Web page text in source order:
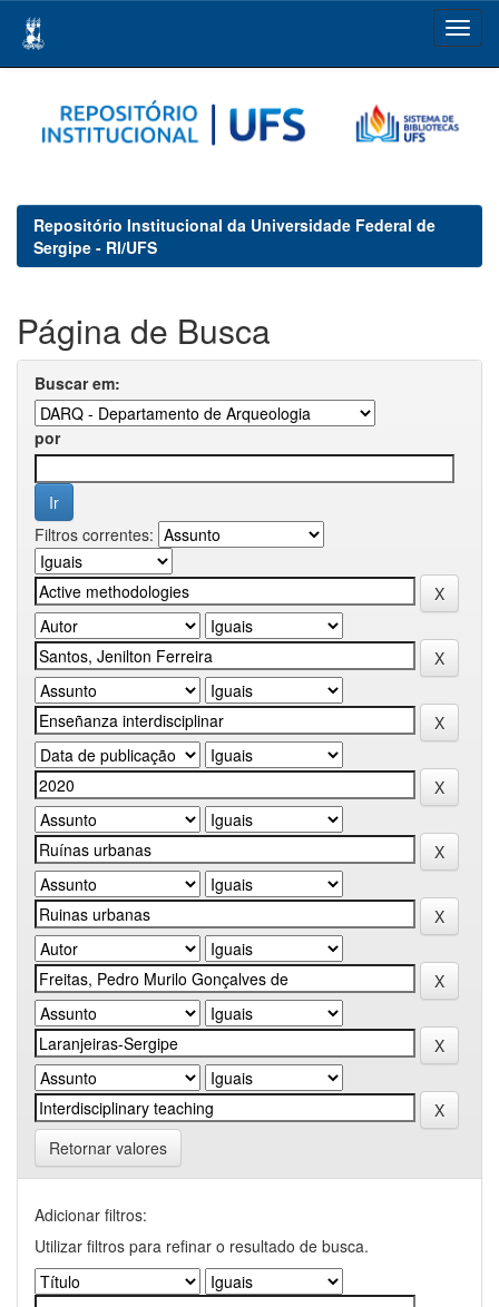
navigation
Repositório Institucional da Universidade Federal de
Sergipe - RI/UFS
Página de Busca
Buscar em:
por
Filtros correntes:
Retornar valores
Adicionar filtros:
Utilizar filtros para refinar o resultado de busca.